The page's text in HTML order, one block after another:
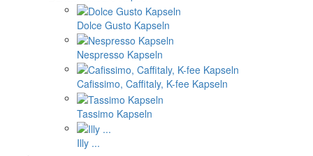
Dolce Gusto Kapseln
Nespresso Kapseln
Cafissimo, Caffitaly, K-fee Kapseln
Tassimo Kapseln
Illy ...